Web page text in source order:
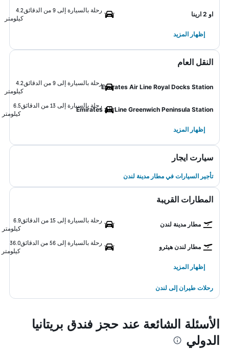
او 2 ارينا
رحلة بالسيارة إلى 9 من الدقائق
4.2
كيلومتر
إظهار المزيد
النقل العام
Emirates Air Line Royal Docks Station
رحلة بالسيارة إلى 9 من الدقائق
4.2
كيلومتر
Emirates Air Line Greenwich Peninsula Station
رحلة بالسيارة إلى 13 من الدقائق
6.5
كيلومتر
إظهار المزيد
سيارت ايجار
تأجير السيارات في مطار مدينة لندن
المطارات القريبة
مطار مدينة لندن
رحلة بالسيارة إلى 15 من الدقائق
6.9
كيلومتر
مطار لندن هيثرو
رحلة بالسيارة إلى 56 من الدقائق
36.0
كيلومتر
إظهار المزيد
رحلات طيران إلى لندن
الأسئلة الشائعة عند حجز فندق بريتانيا
الدولي